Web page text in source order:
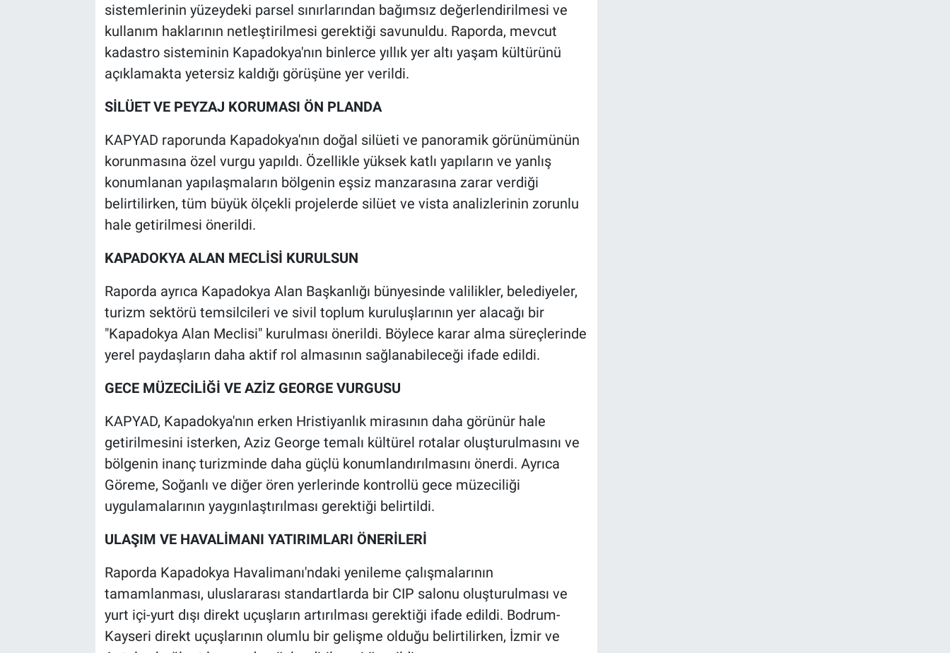
sistemlerinin yüzeydeki parsel sınırlarından bağımsız değerlendirilmesi ve
kullanım haklarının netleştirilmesi gerektiği savunuldu. Raporda, mevcut
kadastro sisteminin Kapadokya'nın binlerce yıllık yer altı yaşam kültürünü
açıklamakta yetersiz kaldığı görüşüne yer verildi.
SİLÜET VE PEYZAJ KORUMASI ÖN PLANDA
KAPYAD raporunda Kapadokya'nın doğal silüeti ve panoramik görünümünün
korunmasına özel vurgu yapıldı. Özellikle yüksek katlı yapıların ve yanlış
konumlanan yapılaşmaların bölgenin eşsiz manzarasına zarar verdiği
belirtilirken, tüm büyük ölçekli projelerde silüet ve vista analizlerinin zorunlu
hale getirilmesi önerildi.
KAPADOKYA ALAN MECLİSİ KURULSUN
Raporda ayrıca Kapadokya Alan Başkanlığı bünyesinde valilikler, belediyeler,
turizm sektörü temsilcileri ve sivil toplum kuruluşlarının yer alacağı bir
"Kapadokya Alan Meclisi" kurulması önerildi. Böylece karar alma süreçlerinde
yerel paydaşların daha aktif rol almasının sağlanabileceği ifade edildi.
GECE MÜZECİLİĞİ VE AZİZ GEORGE VURGUSU
KAPYAD, Kapadokya'nın erken Hristiyanlık mirasının daha görünür hale
getirilmesini isterken, Aziz George temalı kültürel rotalar oluşturulmasını ve
bölgenin inanç turizminde daha güçlü konumlandırılmasını önerdi. Ayrıca
Göreme, Soğanlı ve diğer ören yerlerinde kontrollü gece müzeciliği
uygulamalarının yaygınlaştırılması gerektiği belirtildi.
ULAŞIM VE HAVALİMANI YATIRIMLARI ÖNERİLERİ
Raporda Kapadokya Havalimanı'ndaki yenileme çalışmalarının
tamamlanması, uluslararası standartlarda bir CIP salonu oluşturulması ve
yurt içi-yurt dışı direkt uçuşların artırılması gerektiği ifade edildi. Bodrum-
Kayseri direkt uçuşlarının olumlu bir gelişme olduğu belirtilirken, İzmir ve